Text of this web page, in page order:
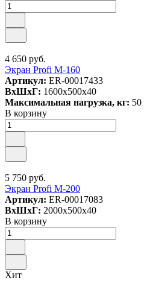
4 650 руб.
Экран Profi M-160
Артикул: ER-00017433
ВxШxГ: 1600x500x40
Максимальная нагрузка, кг: 50
В корзину
5 750 руб.
Экран Profi M-200
Артикул: ER-00017083
ВxШxГ: 2000x500x40
В корзину
Хит